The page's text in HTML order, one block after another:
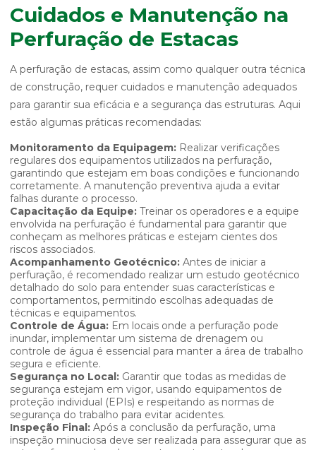
Cuidados e Manutenção na
Perfuração de Estacas
A perfuração de estacas, assim como qualquer outra técnica
de construção, requer cuidados e manutenção adequados
para garantir sua eficácia e a segurança das estruturas. Aqui
estão algumas práticas recomendadas:
Monitoramento da Equipagem: Realizar verificações
regulares dos equipamentos utilizados na perfuração,
garantindo que estejam em boas condições e funcionando
corretamente. A manutenção preventiva ajuda a evitar
falhas durante o processo.
Capacitação da Equipe: Treinar os operadores e a equipe
envolvida na perfuração é fundamental para garantir que
conheçam as melhores práticas e estejam cientes dos
riscos associados.
Acompanhamento Geotécnico: Antes de iniciar a
perfuração, é recomendado realizar um estudo geotécnico
detalhado do solo para entender suas características e
comportamentos, permitindo escolhas adequadas de
técnicas e equipamentos.
Controle de Água: Em locais onde a perfuração pode
inundar, implementar um sistema de drenagem ou
controle de água é essencial para manter a área de trabalho
segura e eficiente.
Segurança no Local: Garantir que todas as medidas de
segurança estejam em vigor, usando equipamentos de
proteção individual (EPIs) e respeitando as normas de
segurança do trabalho para evitar acidentes.
Inspeção Final: Após a conclusão da perfuração, uma
inspeção minuciosa deve ser realizada para assegurar que as